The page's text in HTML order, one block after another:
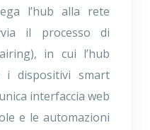
l’hub alla rete
il processo di
in cui l’hub
i dispositivi smart
interfaccia web
e le automazioni